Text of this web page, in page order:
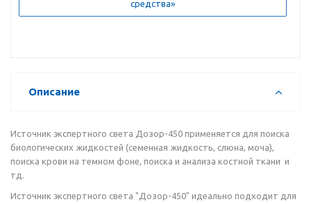
средства»
Описание
Источник экспертного света Дозор-450 применяется для поиска
биологических жидкостей (семенная жидкость, слюна, моча),
поиска крови на темном фоне, поиска и анализа костной ткани и
тд.
Источник экспертного света "Дозор-450" идеально подходит для